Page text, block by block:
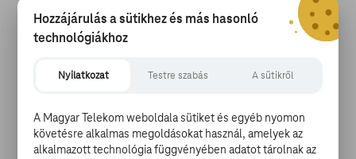
mivel DiCaprio állandóan egy tucatnyi dologban vesz
részt, de azért mi drukkolunk a filmnek.
F. Gary Gray rendezheti a Men in Black spin-offját
kiderült, hogy a tervezettspin-offnak F. Gary Gray, a
Straight Outta Compton és a The Fate of the Furious
Hozzájárulás a sütikhez és más hasonló
technológiákhoz
Nyilatkozat Testre szabás A sütikről
A Magyar Telekom weboldala sütiket és egyéb nyomon
követésre alkalmas megoldásokat használ, amelyek az
alkalmazott technológia függvényében adatot tárolnak az